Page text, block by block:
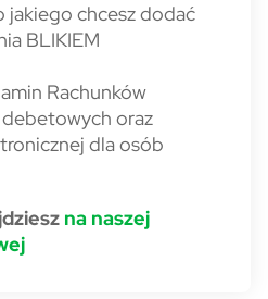
jakiego chcesz dodać
BLIKIEM
Rachunków
oraz
dla osób
na naszej